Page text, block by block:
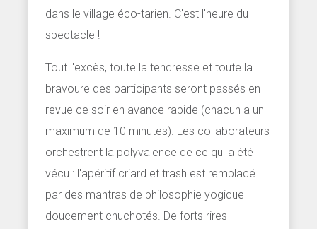
dans le village éco-tarien. C'est l'heure du
spectacle !
Tout l'excès, toute la tendresse et toute la
bravoure des participants seront passés en
revue ce soir en avance rapide (chacun a un
maximum de 10 minutes). Les collaborateurs
orchestrent la polyvalence de ce qui a été
vécu : l'apéritif criard et trash est remplacé
par des mantras de philosophie yogique
doucement chuchotés. De forts rires